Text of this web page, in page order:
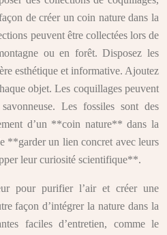
de créer un coin nature dans la
peuvent être collectées lors de
ou en forêt. Disposez les
esthétique et informative. Ajoutez
objet. Les coquillages peuvent
Les fossiles sont des
d’un **coin nature** dans la
**garder un lien concret avec leurs
leur curiosité scientifique**.
pour purifier l’air et créer une
façon d’intégrer la nature dans la
faciles d’entretien, comme le